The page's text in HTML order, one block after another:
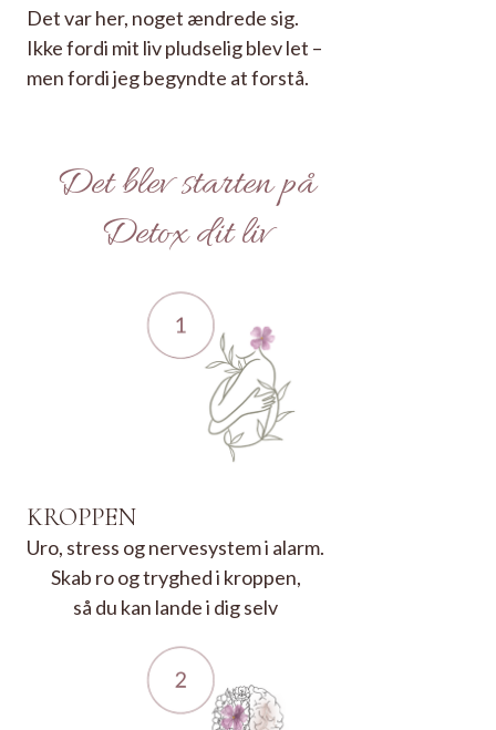
Det var her, noget ændrede sig.
Ikke fordi mit liv pludselig blev let –
men fordi jeg begyndte at forstå.
Det blev starten på
Detox dit liv
KROPPEN
Uro, stress og nervesystem i alarm.
Skab ro og tryghed i kroppen,
så du kan lande i dig selv